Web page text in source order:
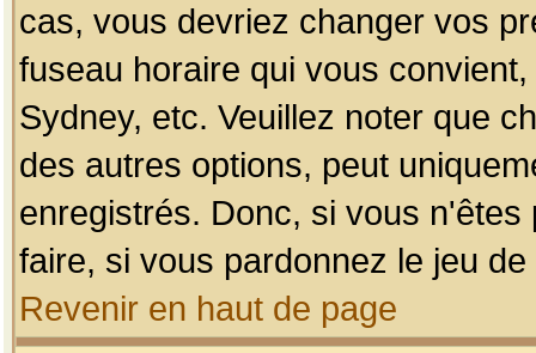
cas, vous devriez changer vos
fuseau horaire qui vous
Sydney, etc. Veuillez noter que
des autres options, peut
enregistrés. Donc, si vous
faire, si vous pardonnez le jeu
Revenir en haut de page